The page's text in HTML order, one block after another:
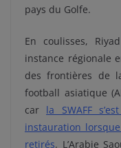
pays du Golfe.
En coulisses,
instance régionale
des frontières de
football asiatique
car la SWAFF
instauration lorsque
retirés. L’Arabie